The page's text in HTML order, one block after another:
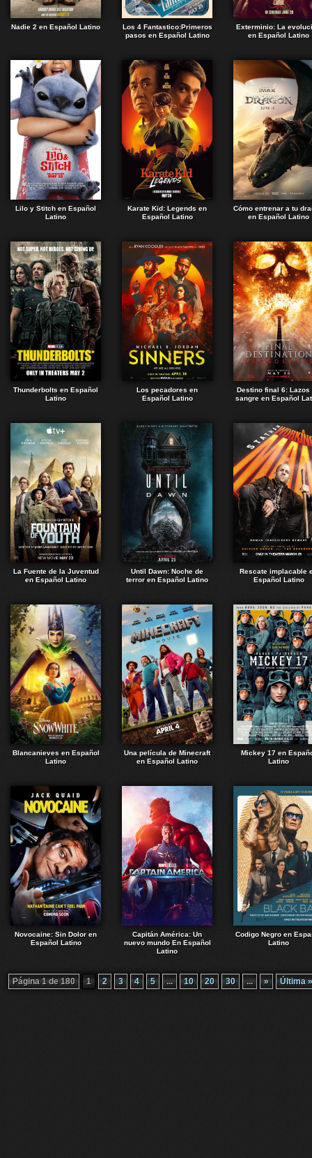
Nadie 2 en Español Latino
Los 4 Fantastico:Primeros
pasos en Español Latino
Exterminio: La
en Español Latino
Lilo y Stitch en Español
Latino
Karate Kid: Legends en
Español Latino
Cómo entrenar a tu
en Español Latino
Thunderbolts en Español
Latino
Los pecadores en
Español Latino
Destino final 6: Lazos
sangre en Español
La Fuente de la Juventud
en Español Latino
Until Dawn: Noche de
terror en Español Latino
Rescate implacable
Español Latino
Blancanieves en Español
Latino
Una película de Minecraft
en Español Latino
Mickey 17 en
Latino
Novocaine: Sin Dolor en
Español Latino
Capitán América: Un
nuevo mundo En Español
Latino
Codigo Negro en
Latino
Página 1 de 180 1 2 3 4 5 ... 10 20 30 ... » Última »